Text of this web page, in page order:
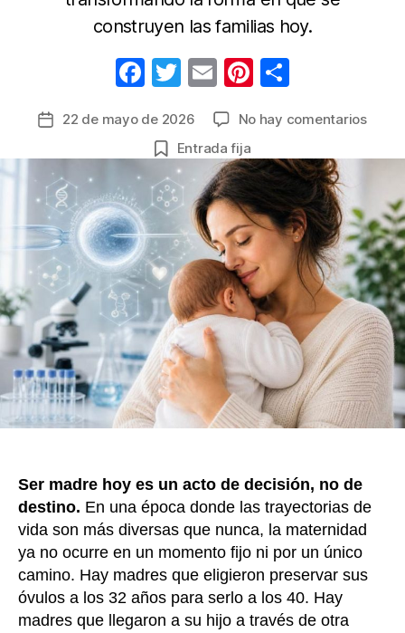
construyen las familias hoy.
F
c
e
b
o
o
k
T
itt
er
E
ail
Pi
er
e
st
m
p
ar
tir
Fecha
la
entrada
22 de mayo de 2026 No hay comentariosen
está
quién,
cómo
y
se
ser
Entrada fija
Ser madre hoy es un acto de decisión, no de
destino. En una época donde las trayectorias de
vida son más diversas que nunca, la maternidad
ya no ocurre en un momento fijo ni por un único
camino. Hay madres que eligieron preservar sus
óvulos a los 32 años para serlo a los 40. Hay
madres que llegaron a su hijo a través de otra